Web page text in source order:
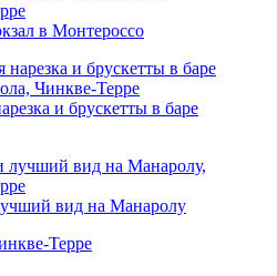
в Монтероссо
и брускетты в баре
вид на Манаролу